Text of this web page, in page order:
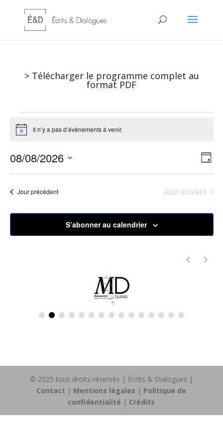
> Télécharger le programme complet au
format PDF
Évènements
for
08/08/2026
Notice Il n’y a pas d’évènements à venir.
par
de
Jour
08/08/2026
date.Jour précédent Jour suivant
S’abonner au calendrier
© 2025 tous droits réservés | Écrits & Dialogues |
Contact | Mentions légales | Politique de
confidentialité | Crédits